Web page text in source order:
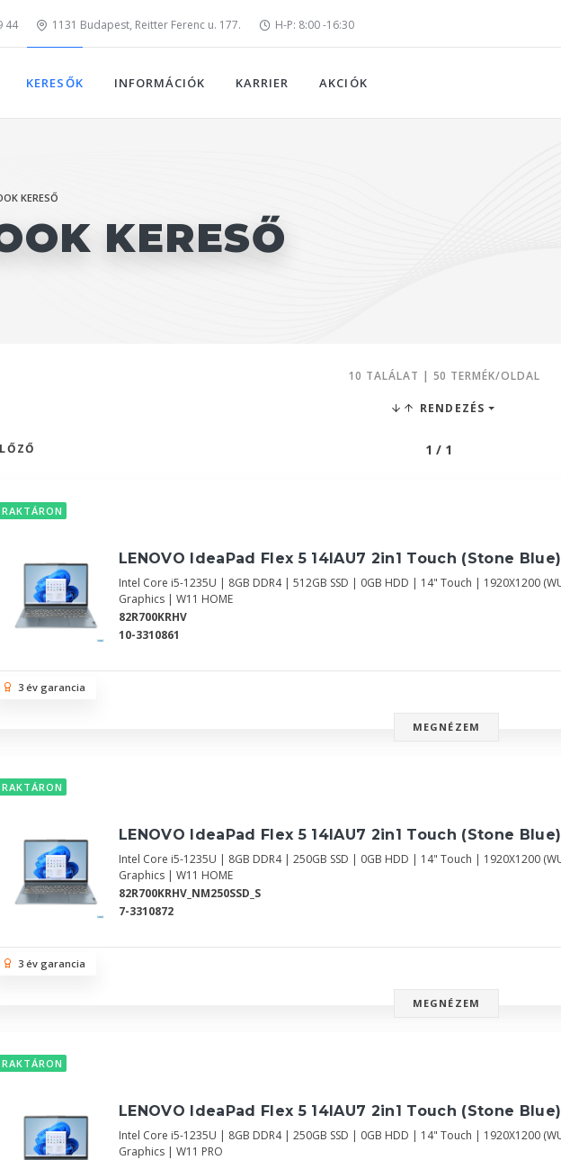
44 1131 Budapest, Reitter Ferenc u. 177. H-P: 8:00 -16:30
KERESŐK INFORMÁCIÓK KARRIER AKCIÓK
KERESŐ
KERESŐ
10 TALÁLAT | 50 TERMÉK/OLDAL
RENDEZÉS
1 / 1
RAKTÁRON
LENOVO IdeaPad Flex 5 14IAU7 2in1 Touch (Stone
Intel Core i5-1235U | 8GB DDR4 | 512GB SSD | 0GB HDD | 14" Touch | 1920X1200
Graphics | W11 HOME
82R700KRHV
10-3310861
3 év garancia
MEGNÉZEM
RAKTÁRON
LENOVO IdeaPad Flex 5 14IAU7 2in1 Touch (Stone
Intel Core i5-1235U | 8GB DDR4 | 250GB SSD | 0GB HDD | 14" Touch | 1920X1200
Graphics | W11 HOME
82R700KRHV_NM250SSD_S
7-3310872
3 év garancia
MEGNÉZEM
RAKTÁRON
LENOVO IdeaPad Flex 5 14IAU7 2in1 Touch (Stone
Intel Core i5-1235U | 8GB DDR4 | 250GB SSD | 0GB HDD | 14" Touch | 1920X1200
Graphics | W11 PRO